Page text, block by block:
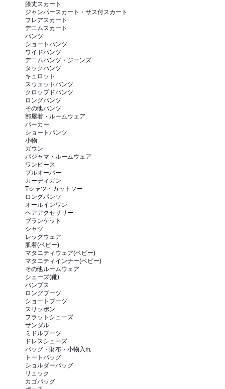
膝丈スカート
ジャンパースカート・サス付スカート
フレアスカート
デニムスカート
パンツ
ショートパンツ
ワイドパンツ
デニムパンツ・ジーンズ
タックパンツ
キュロット
スウェットパンツ
クロップドパンツ
ロングパンツ
その他パンツ
部屋着・ルームウェア
パーカー
ショートパンツ
小物
ガウン
パジャマ・ルームウェア
ワンピース
プルオーバー
カーディガン
Tシャツ・カットソー
ロングパンツ
オールインワン
ヘアアクセサリー
ブランケット
シャツ
レッグウェア
肌着(ベビー)
マタニティウェア(ベビー)
マタニティインナー(ベビー)
その他ルームウェア
シューズ(靴)
パンプス
ロングブーツ
ショートブーツ
スリッポン
フラットシューズ
サンダル
ミドルブーツ
ドレスシューズ
バッグ・財布・小物入れ
トートバッグ
ショルダーバッグ
リュック
カゴバッグ